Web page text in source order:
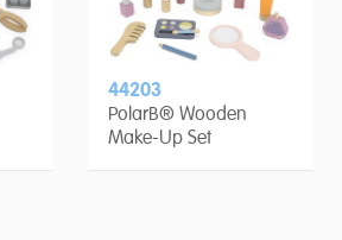
44203
PolarB® Wooden
Make-Up Set